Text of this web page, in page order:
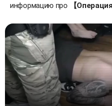
информацию про
【Операция